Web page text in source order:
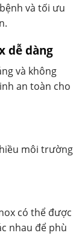
và tối ưu
dễ dàng
và không
an toàn cho
môi trường
có thể được
nhau để phù